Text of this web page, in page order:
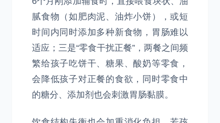
腻食物（如肥肉泥、油炸小饼），或短
时间内同时添加多种新食物，胃肠难以
适应；三是“零食干扰正餐”，两餐之间频
繁给孩子吃饼干、糖果、酸奶等零食，
会降低孩子对正餐的食欲，同时零食中
的糖分、添加剂也会刺激胃肠黏膜。